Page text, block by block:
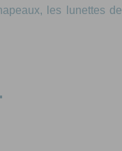
les lunettes de